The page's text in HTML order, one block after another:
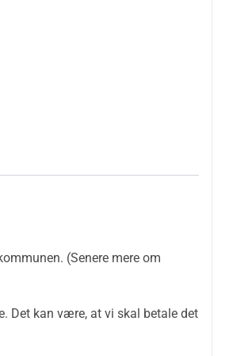
(Senere mere om
Det kan være, at vi skal betale det